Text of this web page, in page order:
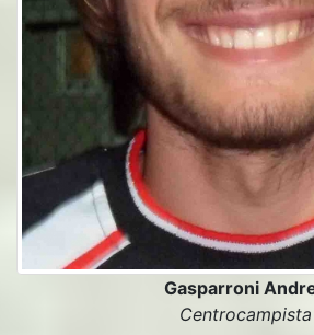
Gasparroni
Centrocampista